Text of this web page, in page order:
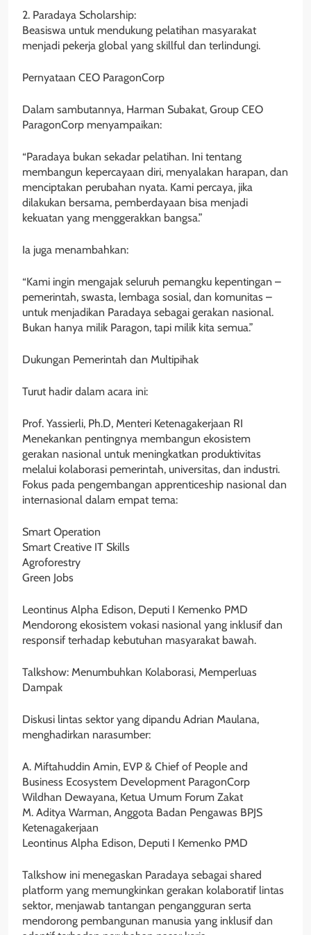
2. Paradaya Scholarship:
Beasiswa untuk mendukung pelatihan masyarakat
menjadi pekerja global yang skillful dan terlindungi.
Pernyataan CEO ParagonCorp
Dalam sambutannya, Harman Subakat, Group CEO
ParagonCorp menyampaikan:
“Paradaya bukan sekadar pelatihan. Ini tentang
membangun kepercayaan diri, menyalakan harapan, dan
menciptakan perubahan nyata. Kami percaya, jika
dilakukan bersama, pemberdayaan bisa menjadi
kekuatan yang menggerakkan bangsa.”
Ia juga menambahkan:
“Kami ingin mengajak seluruh pemangku kepentingan –
pemerintah, swasta, lembaga sosial, dan komunitas –
untuk menjadikan Paradaya sebagai gerakan nasional.
Bukan hanya milik Paragon, tapi milik kita semua.”
Dukungan Pemerintah dan Multipihak
Turut hadir dalam acara ini:
Prof. Yassierli, Ph.D, Menteri Ketenagakerjaan RI
Menekankan pentingnya membangun ekosistem
gerakan nasional untuk meningkatkan produktivitas
melalui kolaborasi pemerintah, universitas, dan industri.
Fokus pada pengembangan apprenticeship nasional dan
internasional dalam empat tema:
Smart Operation
Smart Creative IT Skills
Agroforestry
Green Jobs
Leontinus Alpha Edison, Deputi I Kemenko PMD
Mendorong ekosistem vokasi nasional yang inklusif dan
responsif terhadap kebutuhan masyarakat bawah.
Talkshow: Menumbuhkan Kolaborasi, Memperluas
Dampak
Diskusi lintas sektor yang dipandu Adrian Maulana,
menghadirkan narasumber:
A. Miftahuddin Amin, EVP & Chief of People and
Business Ecosystem Development ParagonCorp
Wildhan Dewayana, Ketua Umum Forum Zakat
M. Aditya Warman, Anggota Badan Pengawas BPJS
Ketenagakerjaan
Leontinus Alpha Edison, Deputi I Kemenko PMD
Talkshow ini menegaskan Paradaya sebagai shared
platform yang memungkinkan gerakan kolaboratif lintas
sektor, menjawab tantangan pengangguran serta
mendorong pembangunan manusia yang inklusif dan